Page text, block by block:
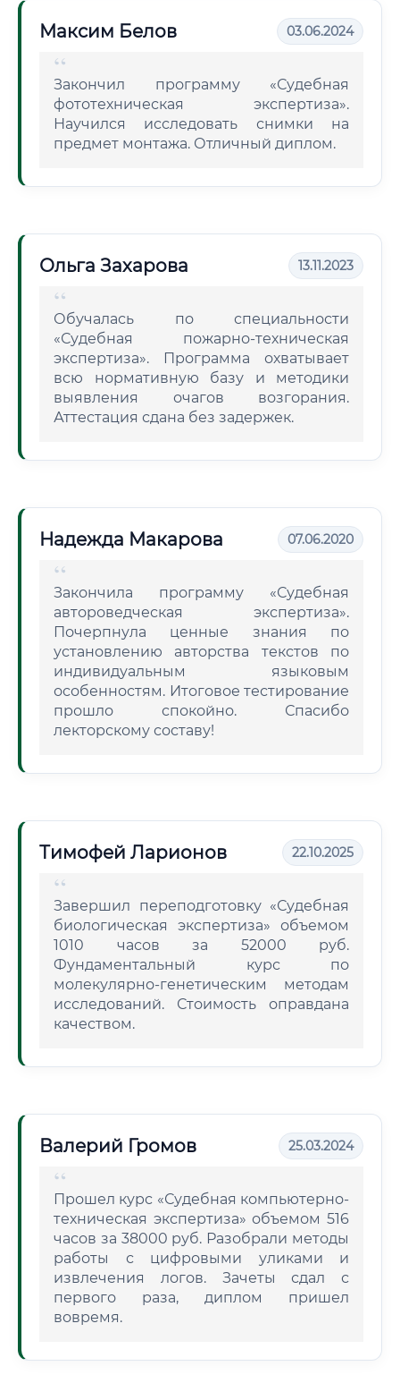
Максим Белов 03.06.2024
Закончил программу «Судебная
фототехническая экспертиза».
Научился исследовать снимки на
предмет монтажа. Отличный диплом.
Ольга Захарова 13.11.2023
Обучалась по специальности
«Судебная пожарно-техническая
экспертиза». Программа охватывает
всю нормативную базу и методики
выявления очагов возгорания.
Аттестация сдана без задержек.
Надежда Макарова 07.06.2020
Закончила программу «Судебная
автороведческая экспертиза».
Почерпнула ценные знания по
установлению авторства текстов по
индивидуальным языковым
особенностям. Итоговое тестирование
прошло спокойно. Спасибо
лекторскому составу!
Тимофей Ларионов 22.10.2025
Завершил переподготовку «Судебная
биологическая экспертиза» объемом
1010 часов за 52000 руб.
Фундаментальный курс по
молекулярно-генетическим методам
исследований. Стоимость оправдана
качеством.
Валерий Громов 25.03.2024
Прошел курс «Судебная компьютерно-
техническая экспертиза» объемом 516
часов за 38000 руб. Разобрали методы
работы с цифровыми уликами и
извлечения логов. Зачеты сдал с
первого раза, диплом пришел
вовремя.